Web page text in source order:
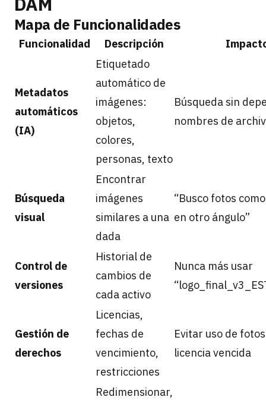
Mapa de Funcionalidades
Funcionalidad Descripción
Metadatos
automáticos
(IA)
Etiquetado
automático de
imágenes:
objetos,
colores,
personas, texto
Búsqueda sin
nombres de
Búsqueda
visual
Encontrar
imágenes
similares a una
dada
“Busco fotos
en otro ángulo”
Control de
versiones
Historial de
cambios de
cada activo
Nunca más usar
Gestión de
derechos
Licencias,
fechas de
vencimiento,
restricciones
Evitar uso de
licencia vencida
Redimensionar,